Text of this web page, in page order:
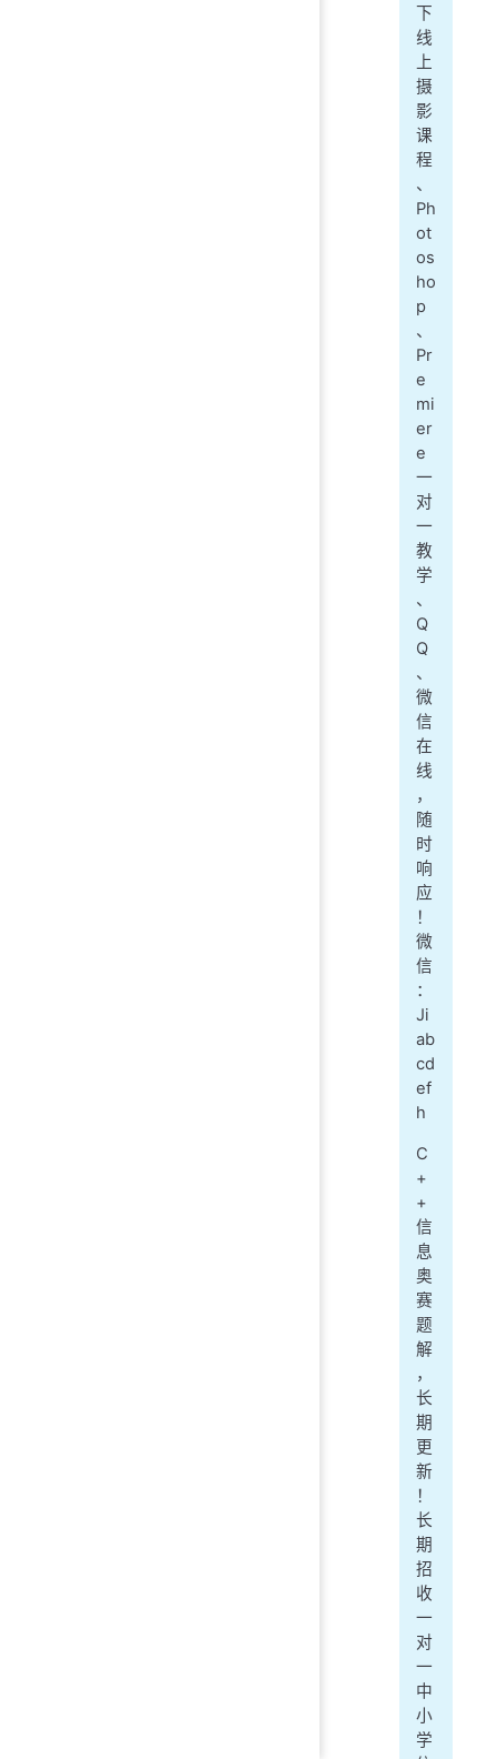
下
线
上
摄
影
课
程
、
Ph
ot
os
ho
p
、
Pr
e
mi
er
e
一
对
一
教
学
、
Q
Q
、
微
信
在
线
，
随
时
响
应
！
微
信
：
Ji
ab
cd
ef
h
C
+
+
信
息
奥
赛
题
解
，
长
期
更
新
！
长
期
招
收
一
对
一
中
小
学